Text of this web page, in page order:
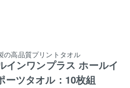
の高品質プリントタオル
ンワンプラス ホールイ
ーツタオル：10枚組